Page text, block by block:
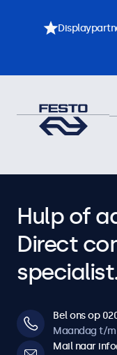
Hulp of
Direct
Bel ons op
Maandag t/m
Mail naar